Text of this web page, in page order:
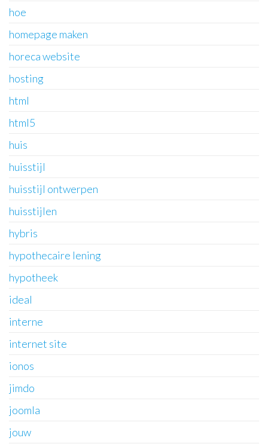
hoe
homepage maken
horeca website
hosting
html
html5
huis
huisstijl
huisstijl ontwerpen
huisstijlen
hybris
hypothecaire lening
hypotheek
ideal
interne
internet site
ionos
jimdo
joomla
jouw